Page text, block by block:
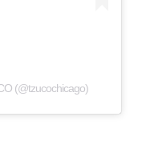
(@tzucochicago)